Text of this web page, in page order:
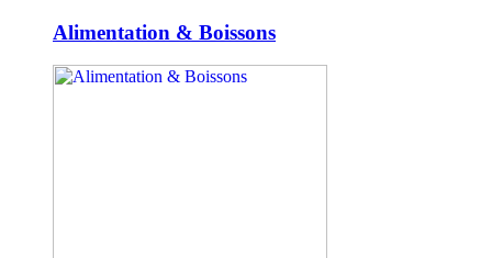
Alimentation & Boissons